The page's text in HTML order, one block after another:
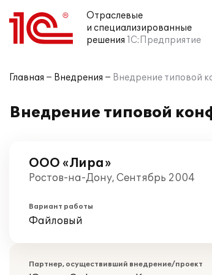
Отраслевые
и специализированные
решения 1С:Предприятие
Главная Внедрения Внедрение типовой
Внедрение типовой
ООО «Лира»
Ростов-на-Дону, Сентябрь 2004
Вариант работы
Файловый
Партнер, осуществивший внедрение/проект